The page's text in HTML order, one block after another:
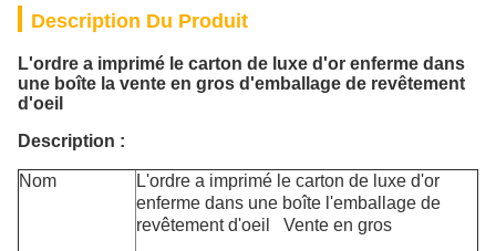
Description Du Produit
L'ordre a imprimé le carton de luxe d'or enferme dans
une boîte la vente en gros d'emballage de revêtement
d'oeil
Description :
Nom
L'ordre a imprimé le carton de luxe d'or
enferme dans une boîte l'emballage de
revêtement d'oeil Vente en gros